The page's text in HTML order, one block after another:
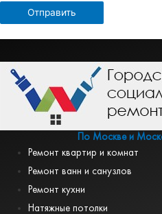
По Москве и
Ремонт квартир и комнат
Ремонт ванн и санузлов
Ремонт кухни
Натяжные потолки